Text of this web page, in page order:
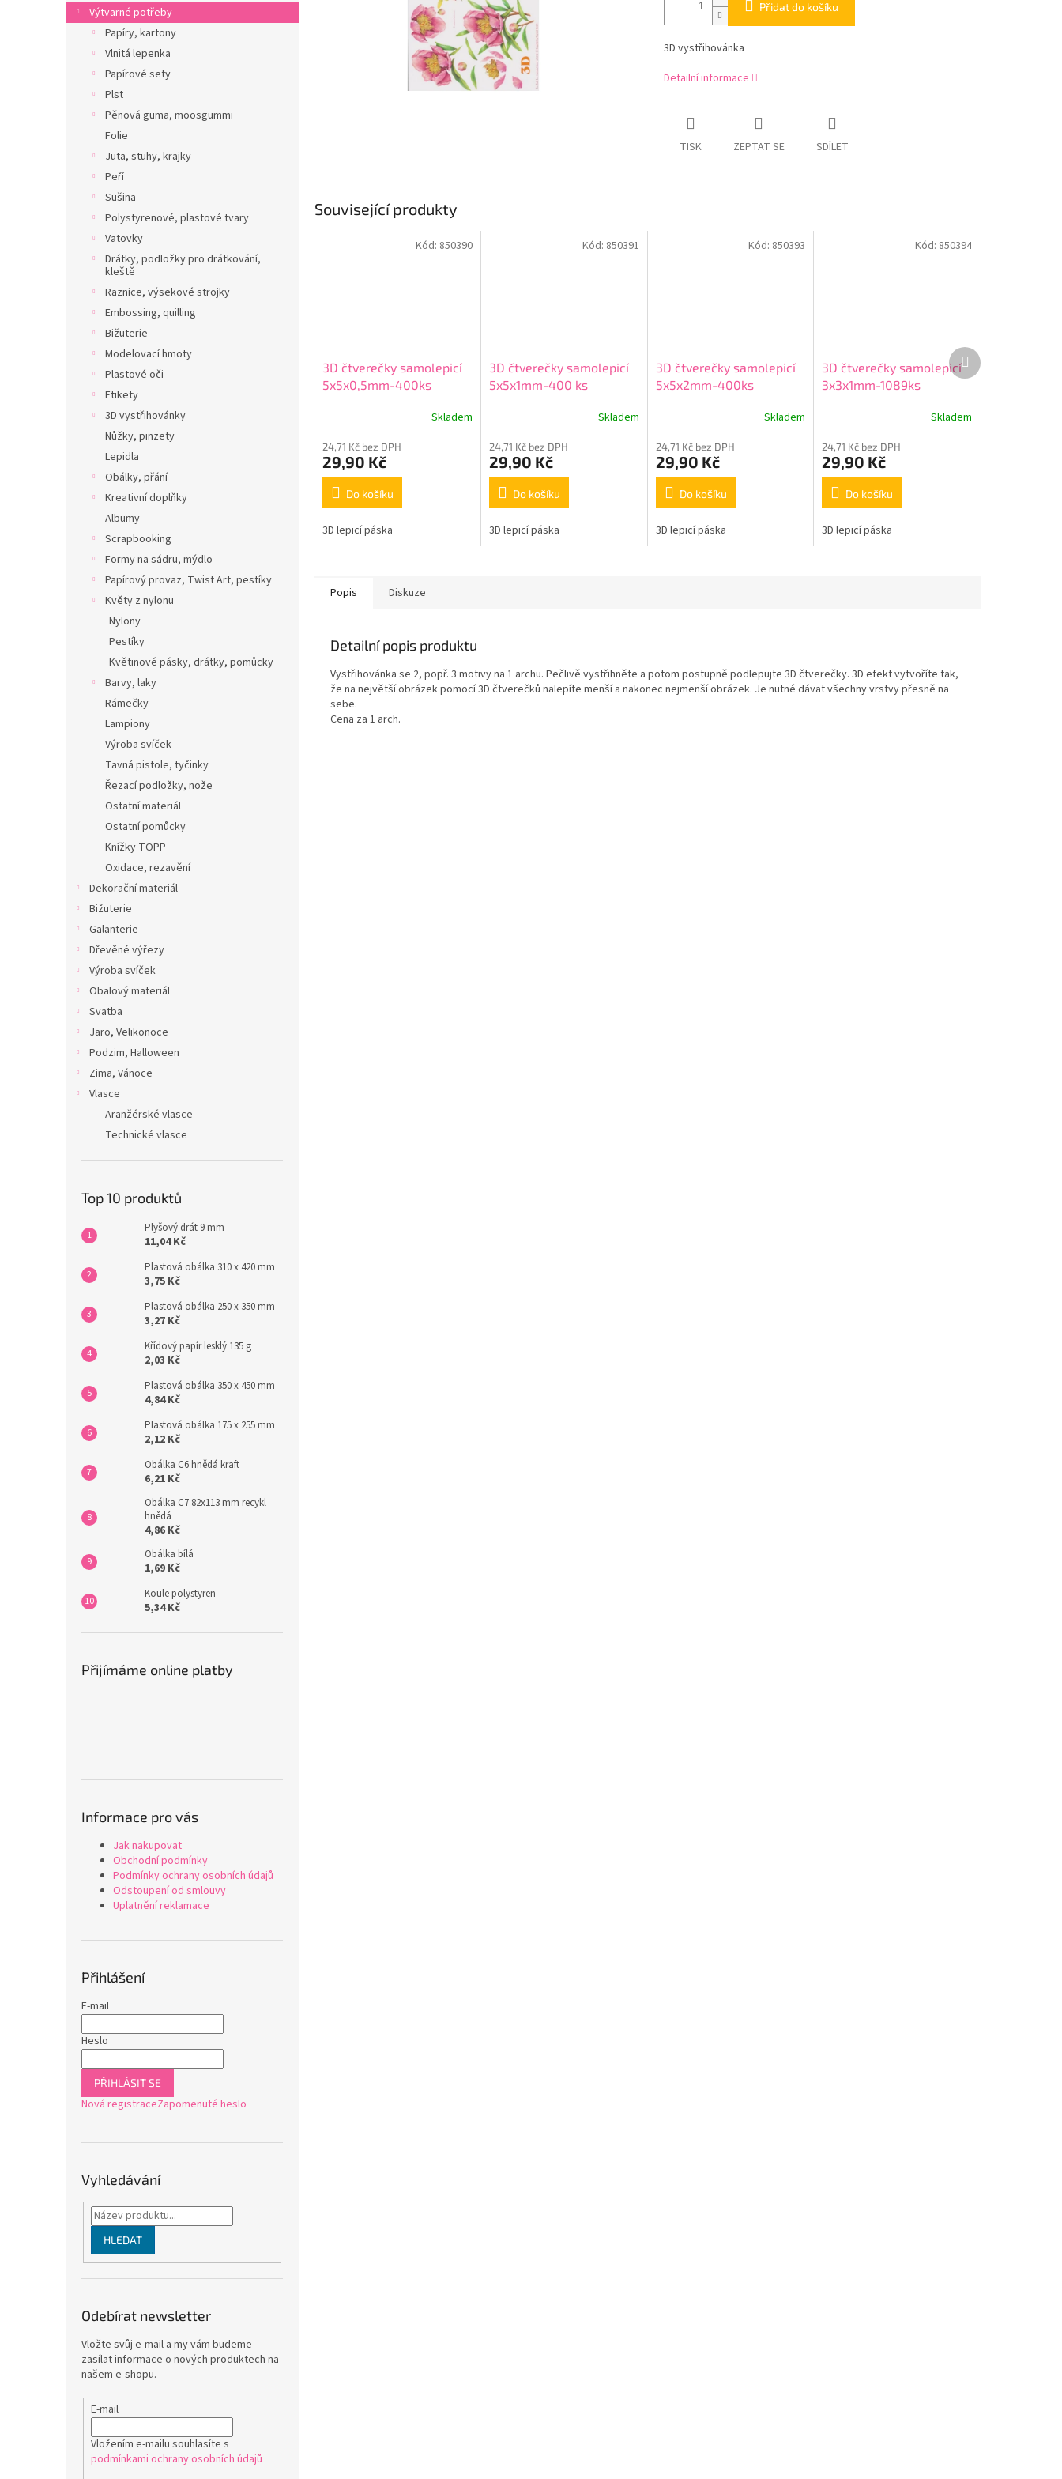
n
e
Výtvarné potřeby
Papíry, kartony
Vlnitá lepenka
Papírové sety
Plst
Pěnová guma, moosgummi
Folie
Juta, stuhy, krajky
Peří
Sušina
Polystyrenové, plastové tvary
Vatovky
Drátky, podložky pro drátkování,
kleště
Raznice, výsekové strojky
Embossing, quilling
Bižuterie
Modelovací hmoty
Plastové oči
Etikety
3D vystřihovánky
Nůžky, pinzety
Lepidla
Obálky, přání
Kreativní doplňky
Albumy
Scrapbooking
Formy na sádru, mýdlo
Papírový provaz, Twist Art, pestíky
Květy z nylonu
Nylony
Pestíky
Květinové pásky, drátky, pomůcky
Barvy, laky
Rámečky
Lampiony
Výroba svíček
Tavná pistole, tyčinky
Řezací podložky, nože
Ostatní materiál
Ostatní pomůcky
Knížky TOPP
Oxidace, rezavění
Dekorační materiál
Bižuterie
Galanterie
Dřevěné výřezy
Výroba svíček
Obalový materiál
Svatba
Jaro, Velikonoce
Podzim, Halloween
Zima, Vánoce
Vlasce
Aranžérské vlasce
Technické vlasce
Top 10 produktů
Plyšový drát 9 mm
11,04 Kč
Plastová obálka 310 x 420 mm
3,75 Kč
Plastová obálka 250 x 350 mm
3,27 Kč
Křídový papír lesklý 135 g
2,03 Kč
Plastová obálka 350 x 450 mm
4,84 Kč
Plastová obálka 175 x 255 mm
2,12 Kč
Obálka C6 hnědá kraft
6,21 Kč
Obálka C7 82x113 mm recykl
hnědá
4,86 Kč
Obálka bílá
1,69 Kč
Koule polystyren
5,34 Kč
Přijímáme online platby
Informace pro vás
Jak nakupovat
Obchodní podmínky
Podmínky ochrany osobních údajů
Odstoupení od smlouvy
Uplatnění reklamace
Přihlášení
E-mail
Heslo
PŘIHLÁSIT SE
Nová registraceZapomenuté heslo
Vyhledávání
HLEDAT
Odebírat newsletter
Vložte svůj e-mail a my vám budeme
zasílat informace o nových produktech na
našem e-shopu.
E-mail
Vložením e-mailu souhlasíte s
podmínkami ochrany osobních údajů
Přidat do košíku
3D vystřihovánka
Detailní informace
TISK ZEPTAT SE SDÍLET
Související produkty
3D čtverečky samolepicí
5x5x0,5mm-400ks
Skladem
24,71 Kč bez DPH
29,90 Kč
Do košíku
3D lepicí páska
Kód: 850390
3D čtverečky samolepicí
5x5x1mm-400 ks
Skladem
24,71 Kč bez DPH
29,90 Kč
Do košíku
3D lepicí páska
Kód: 850391
3D čtverečky samolepicí
5x5x2mm-400ks
Skladem
24,71 Kč bez DPH
29,90 Kč
Do košíku
3D lepicí páska
Kód: 850393
3D čtverečky samolepicí
3x3x1mm-1089ks
Skladem
24,71 Kč bez DPH
29,90 Kč
Do košíku
3D lepicí páska
Kód: 850394
Další
produkt
Popis Diskuze
Detailní popis produktu
Vystřihovánka se 2, popř. 3 motivy na 1 archu. Pečlivě vystřihněte a potom postupně podlepujte 3D čtverečky. 3D efekt vytvoříte tak,
že na největší obrázek pomocí 3D čtverečků nalepíte menší a nakonec nejmenší obrázek. Je nutné dávat všechny vrstvy přesně na
sebe.
Cena za 1 arch.